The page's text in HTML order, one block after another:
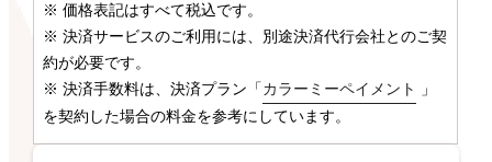
※ 価格表記はすべて税込です。
※ 決済サービスのご利用には、別途決済代行会社とのご契
約が必要です。
※ 決済手数料は、決済プラン「 カラーミーペイメント
」
を契約した場合の料金を参考にしています。